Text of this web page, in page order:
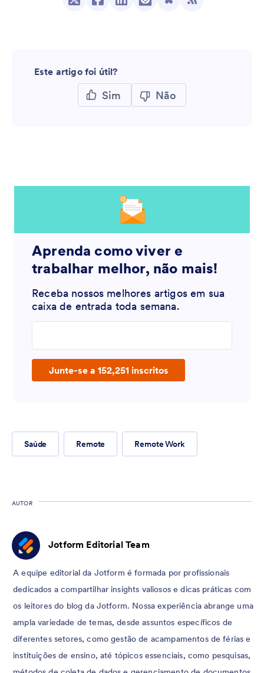
Este artigo foi útil?
Sim Não
Aprenda como viver e
trabalhar melhor, não mais!
Receba nossos melhores artigos em sua
caixa de entrada toda semana.
Junte-se a 152,251 inscritos
Saúde Remote Remote Work
AUTOR
Jotform Editorial Team
A equipe editorial da Jotform é formada por profissionais
dedicados a compartilhar insights valiosos e dicas práticas com
os leitores do blog da Jotform. Nossa experiência abrange uma
ampla variedade de temas, desde assuntos específicos de
diferentes setores, como gestão de acampamentos de férias e
instituições de ensino, até tópicos essenciais, como pesquisas,